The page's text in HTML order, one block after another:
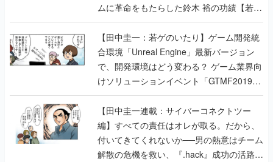
ムに革命をもたらした鈴木 裕の功績【若ゲ
のいたり】
【田中圭一：若ゲのいたり】ゲーム開発統
合環境「Unreal Engine」最新バージョン
で、開発環境はどう変わる？ ゲーム業界向
けソリューションイベント「GTMF2019」
に行って、より理解を深めよう【PR】
【田中圭一連載：サイバーコネクトツー
編】すべての責任はオレが取る。だから、
付いてきてくれないか──男の熱意はチーム
解散の危機を救い、『.hack』成功の活路を